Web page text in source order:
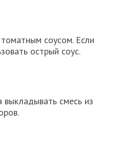
соусом. Если
острый соус.
смесь из